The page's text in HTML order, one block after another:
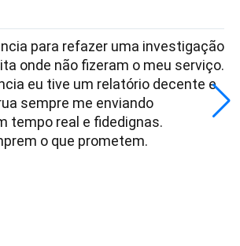
para refazer uma investigação
onde não fizeram o meu serviço.
eu tive um relatório decente e
sempre me enviando
tempo real e fidedignas.
o que prometem.